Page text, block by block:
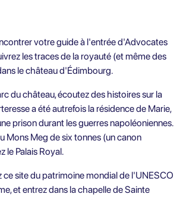
votre guide à l'entrée d'Advocates
les traces de la royauté (et même des
le château d'Édimbourg.
du château, écoutez des histoires sur la
a été autrefois la résidence de Marie,
prison durant les guerres napoléoniennes.
Mons Meg de six tonnes (un canon
le Palais Royal.
ce site du patrimoine mondial de l'UNESCO
et entrez dans la chapelle de Sainte